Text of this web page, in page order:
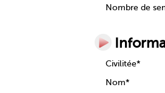
Nombre de
Civilitée*
Nom*